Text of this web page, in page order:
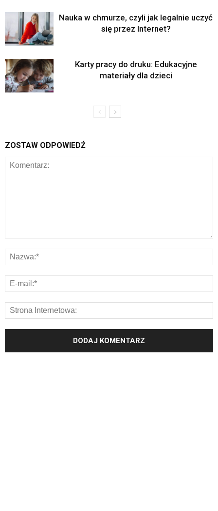
Nauka w chmurze, czyli jak legalnie uczyć
się przez Internet?
Karty pracy do druku: Edukacyjne
materiały dla dzieci
ZOSTAW ODPOWIEDŹ